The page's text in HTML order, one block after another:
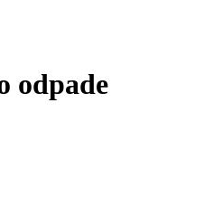
odpade